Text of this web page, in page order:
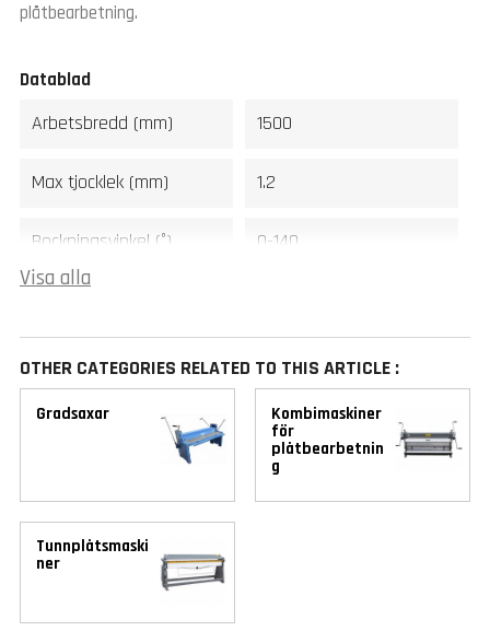
plåtbearbetning.
Datablad
Arbetsbredd (mm) 1500
Max tjocklek (mm) 1.2
Bockningsvinkel (°) 0-140
Garanti 1 år
Visa alla
OTHER CATEGORIES RELATED TO THIS ARTICLE :
Gradsaxar
Kombimaskiner
för
plåtbearbetnin
g
Tunnplåtsmaski
ner